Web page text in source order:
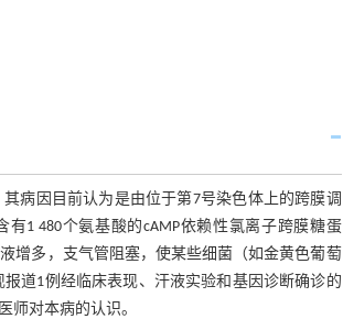
其病因目前认为是由位于第7号染色体上的跨膜调
有1 480个氨基酸的cAMP依赖性氯离子跨膜糖蛋
增多，支气管阻塞，使某些细菌（如金黄色葡萄
道1例经临床表现、汗液实验和基因诊断确诊的
师对本病的认识。